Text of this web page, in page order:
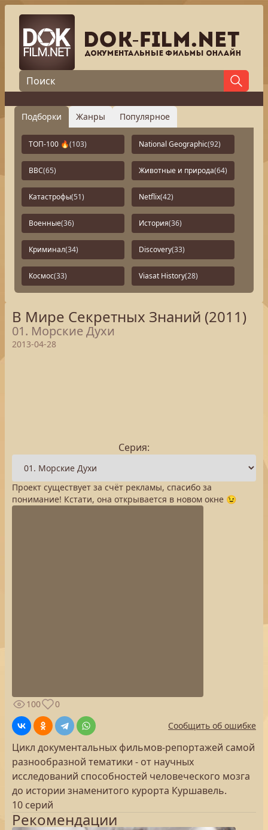
Подборки Жанры Популярное
ТОП-100 🔥(103) National Geographic(92)
BBC(65) Животные и природа(64)
Катастрофы(51) Netflix(42)
Военные(36) История(36)
Криминал(34) Discovery(33)
Космос(33) Viasat History(28)
В Мире Секретных Знаний (2011)
01. Морские Духи
2013-04-28
Серия:
Проект существует за счёт рекламы, спасибо за
понимание! Кстати, она открывается в новом окне 😉
100
0
Сообщить об ошибке
Цикл документальных фильмов-репортажей самой
разнообразной тематики - от научных
исследований способностей человеческого мозга
до истории знаменитого курорта Куршавель.
10 серий
Рекомендации